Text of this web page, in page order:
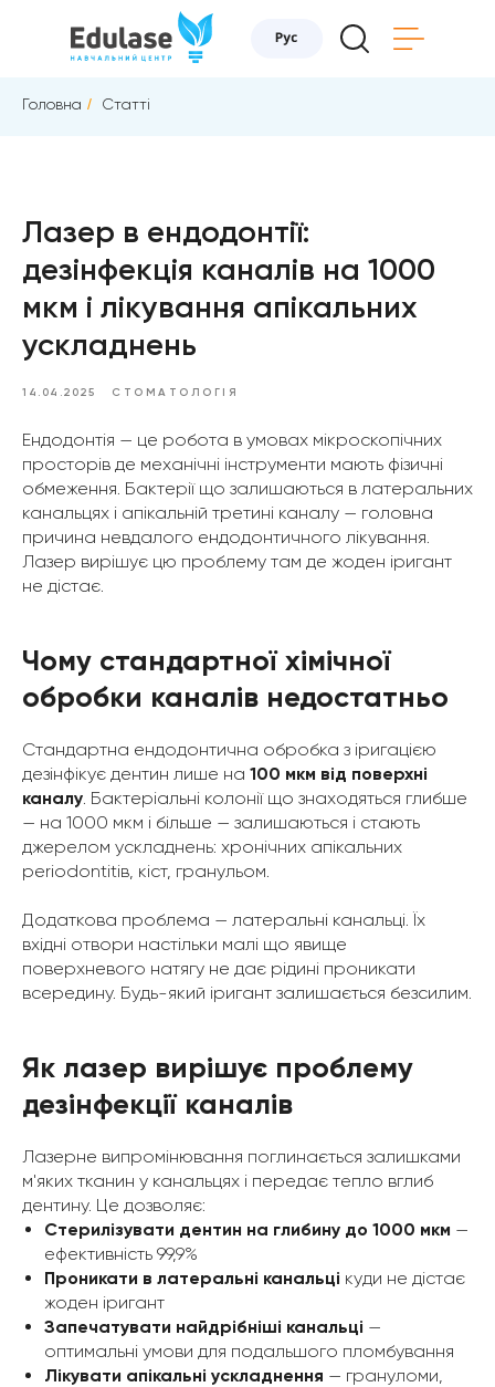
Головна / Статті
Лазер в ендодонтії:
дезінфекція каналів на 1000
мкм і лікування апікальних
ускладнень
14.04.2025 СТОМАТОЛОГІЯ
Ендодонтія — це робота в умовах мікроскопічних
просторів де механічні інструменти мають фізичні
обмеження. Бактерії що залишаються в латеральних
канальцях і апікальній третині каналу — головна
причина невдалого ендодонтичного лікування.
Лазер вирішує цю проблему там де жоден іригант
не дістає.
Чому стандартної хімічної
обробки каналів недостатньо
Стандартна ендодонтична обробка з іригацією
дезінфікує дентин лише на 100 мкм від поверхні
каналу. Бактеріальні колонії що знаходяться глибше
— на 1000 мкм і більше — залишаються і стають
джерелом ускладнень: хронічних апікальних
periodontitів, кіст, гранульом.
Додаткова проблема — латеральні канальці. Їх
вхідні отвори настільки малі що явище
поверхневого натягу не дає рідині проникати
всередину. Будь-який іригант залишається безсилим.
Як лазер вирішує проблему
дезінфекції каналів
Лазерне випромінювання поглинається залишками
м'яких тканин у канальцях і передає тепло вглиб
дентину. Це дозволяє:
Стерилізувати дентин на глибину до 1000 мкм —
ефективність 99,9%
Проникати в латеральні канальці куди не дістає
жоден іригант
Запечатувати найдрібніші канальці —
оптимальні умови для подальшого пломбування
Лікувати апікальні ускладнення — грануломи,